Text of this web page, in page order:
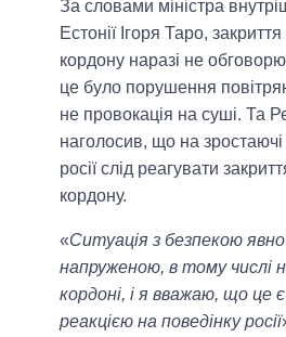
За словами міністра
Естонії Ігоря Таро,
кордону наразі не
це було порушення
не провокація на суші. Та
наголосив, що на зростаючі
росії слід реагувати
кордону.
«Ситуація з безпекою
напруженою, в тому числі
кордоні, і я вважаю, що це
реакцією на поведінку росії